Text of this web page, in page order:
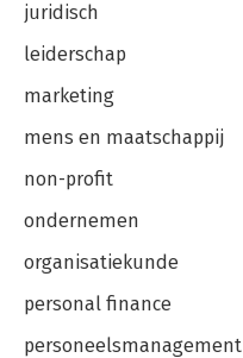
juridisch
leiderschap
marketing
mens en maatschappij
non-profit
ondernemen
organisatiekunde
personal finance
personeelsmanagement